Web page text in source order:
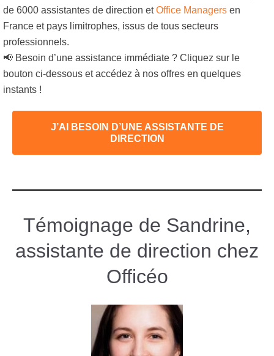
de 6000 assistantes de direction etOffice Managers en
France et pays limitrophes, issus de tous secteurs
professionnels.
📢 Besoin d’une assistance immédiate ? Cliquez sur le
bouton ci-dessous et accédez à nos offres en quelques
instants !
J’AI BESOIN D’UNE ASSISTANTE DE
DIRECTION
Témoignage de Sandrine,
assistante de direction chez
Officéo